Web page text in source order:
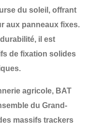
du soleil, offrant
aux panneaux fixes.
, il est
de fixation solides
agricole, BAT
du Grand-
massifs trackers